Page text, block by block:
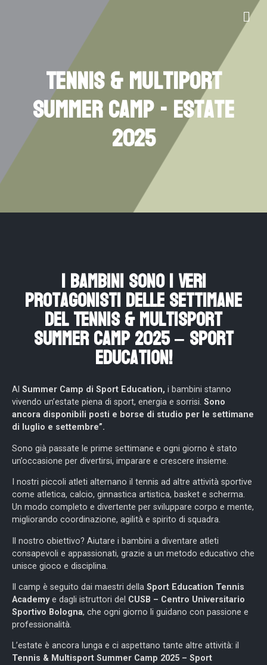
Tennis & Multiport
Summer Camp - Estate
2025
I Bambini Sono I Veri
Protagonisti Delle Settimane
Del Tennis & Multisport
Summer Camp 2025 – Sport
Education!
Al Summer Camp di Sport Education, i bambini stanno
vivendo un’estate piena di sport, energia e sorrisi. Sono
ancora disponibili posti e borse di studio per le settimane
di luglio e settembre”.
Sono già passate le prime settimane e ogni giorno è stato
un’occasione per divertirsi, imparare e crescere insieme.
I nostri piccoli atleti alternano il tennis ad altre attività sportive
come atletica, calcio, ginnastica artistica, basket e scherma.
Un modo completo e divertente per sviluppare corpo e mente,
migliorando coordinazione, agilità e spirito di squadra.
Il nostro obiettivo? Aiutare i bambini a diventare atleti
consapevoli e appassionati, grazie a un metodo educativo che
unisce gioco e disciplina.
Il camp è seguito dai maestri della Sport Education Tennis
Academye dagli istruttori del CUSB – Centro Universitario
Sportivo Bologna, che ogni giorno li guidano con passione e
professionalità.
L’estate è ancora lunga e ci aspettano tante altre attività: il
Tennis & Multisport Summer Camp 2025 – Sport